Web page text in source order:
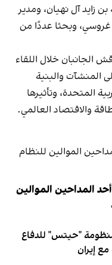
بن زايد آل نهيان، ومدير
غروسي، وبحثا عددًا من
الجانبان خلال اللقاء
المنشآت والبنية
المتحدة، وتأثيرها
والاقتصاد العالمي.
المداحين الموالين
منظومة "حيتس" للدفاع
إيران